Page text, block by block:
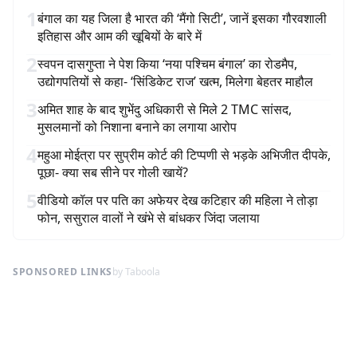
1बंगाल का यह जिला है भारत की ‘मैंगो सिटी’, जानें इसका गौरवशाली
इतिहास और आम की खूबियों के बारे में
2स्वपन दासगुप्ता ने पेश किया ‘नया पश्चिम बंगाल’ का रोडमैप,
उद्योगपतियों से कहा- ‘सिंडिकेट राज’ खत्म, मिलेगा बेहतर माहौल
3अमित शाह के बाद शुभेंदु अधिकारी से मिले 2 TMC सांसद,
मुसलमानों को निशाना बनाने का लगाया आरोप
4महुआ मोईत्रा पर सुप्रीम कोर्ट की टिप्पणी से भड़के अभिजीत दीपके,
पूछा- क्या सब सीने पर गोली खायें?
5वीडियो कॉल पर पति का अफेयर देख कटिहार की महिला ने तोड़ा
फोन, ससुराल वालों ने खंभे से बांधकर जिंदा जलाया
SPONSORED LINKSby Taboola